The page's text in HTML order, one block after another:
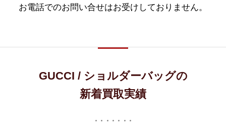
お電話でのお問い合せはお受けしておりません。
GUCCI / ショルダーバッグの
新着買取実績